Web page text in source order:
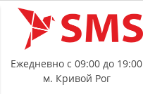
Ежедневно с 09:00 до 19:00
м. Кривой Рог